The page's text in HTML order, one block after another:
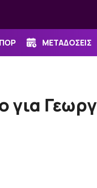
ΜΕΤΑΔΟΣΕΙΣ
για